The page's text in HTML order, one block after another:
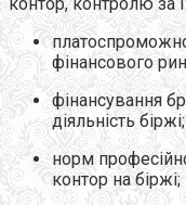
фінансового
фінансування
діяльність біржі;
норм
контор на біржі;